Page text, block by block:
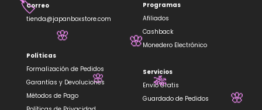
Correo
tienda@japanboxstore.com
Políticas
Formalización de Pedidos
Garantías y Devoluciones
Métodos de Pago
Programas
Afiliados
Cashback
Monedero Electrónico
Servicios
Envío Gratis
Guardado de Pedidos
🌸
🌸
🎋
🌸
🏷️
🌸